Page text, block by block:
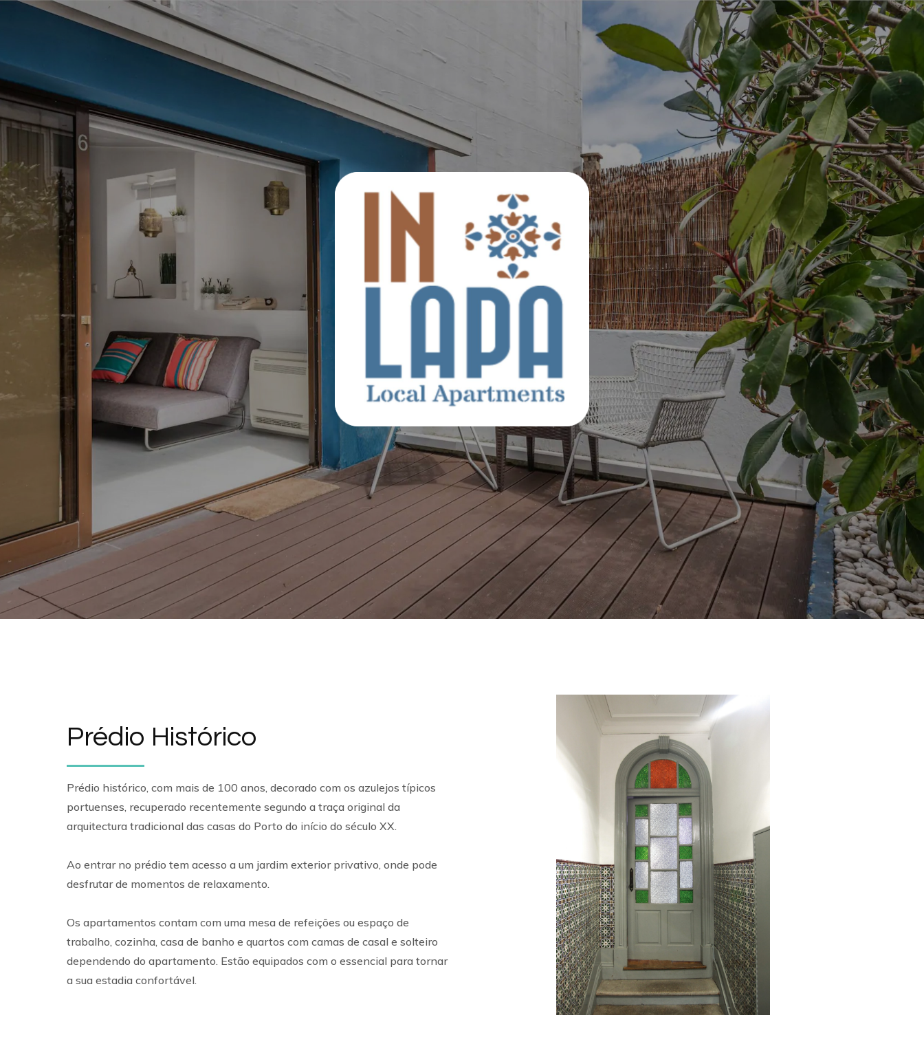
Inlapa
Prédio Histórico
Prédio histórico, com mais de 100 anos, decorado com os azulejos típicos
portuenses, recuperado recentemente segundo a traça original da
arquitectura tradicional das casas do Porto do início do século XX.
Ao entrar no prédio tem acesso a um jardim exterior privativo, onde pode
desfrutar de momentos de relaxamento.
Os apartamentos contam com uma mesa de refeições ou espaço de
trabalho, cozinha, casa de banho e quartos com camas de casal e solteiro
dependendo do apartamento. Estão equipados com o essencial para tornar
a sua estadia confortável.